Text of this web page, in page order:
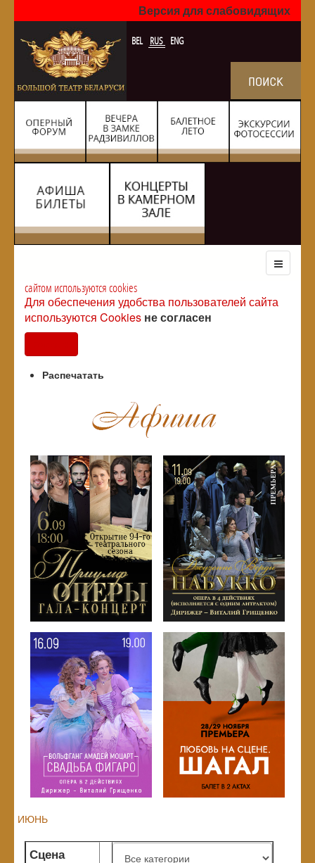
Версия для слабовидящих
BEL RUS ENG
сайтом используются cookies
Для обеспечения удобства пользователей сайта
используются Cookies не согласен
Распечатать
ИЮНЬ
Сцена